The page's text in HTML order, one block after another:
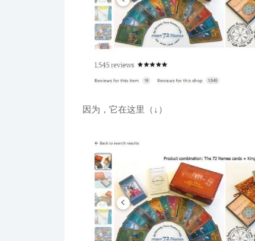
因为，它在这里（↓）